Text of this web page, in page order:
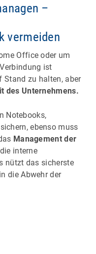
–
vermeiden
Office oder um
ist
Stand zu halten, aber
des Unternehmens.
Notebooks,
ebenso muss
Management der
interne
nützt das sicherste
die Abwehr der